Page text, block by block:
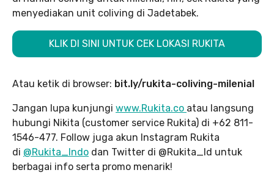
menyediakan unit coliving di Jadetabek.
KLIK DI SINI UNTUK CEK LOKASI RUKITA
Atau ketik di browser: bit.ly/rukita-coliving-milenial
Jangan lupa kunjungi www.Rukita.co atau langsung
hubungi Nikita (customer service Rukita) di +62 811-
1546-477. Follow juga akun Instagram Rukita
di @Rukita_Indo dan Twitter di @Rukita_Id untuk
berbagai info serta promo menarik!